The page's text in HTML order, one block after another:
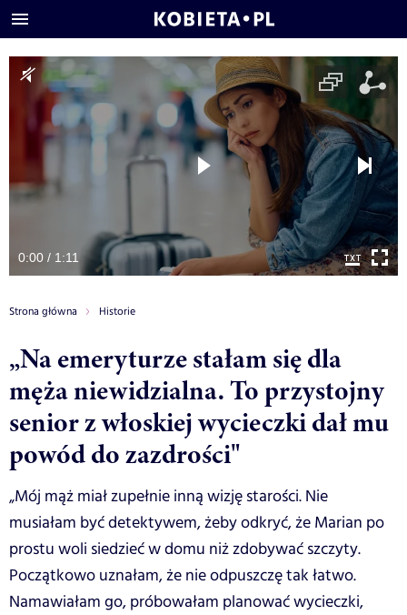
0:00 / 1:11
Strona główna Historie
„Na emeryturze stałam się dla
męża niewidzialna. To przystojny
senior z włoskiej wycieczki dał mu
powód do zazdrości"
„Mój mąż miał zupełnie inną wizję starości. Nie
musiałam być detektywem, żeby odkryć, że Marian po
prostu woli siedzieć w domu niż zdobywać szczyty.
Początkowo uznałam, że nie odpuszczę tak łatwo.
Namawiałam go, próbowałam planować wycieczki,